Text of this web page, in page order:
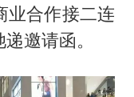
业合作接二连
邀请函。